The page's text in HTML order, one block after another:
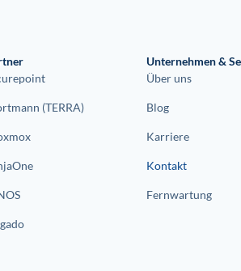
(TERRA)
Unternehmen &
Über uns
Blog
Karriere
Kontakt
Fernwartung